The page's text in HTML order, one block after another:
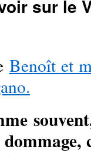
sur le
Benoît et